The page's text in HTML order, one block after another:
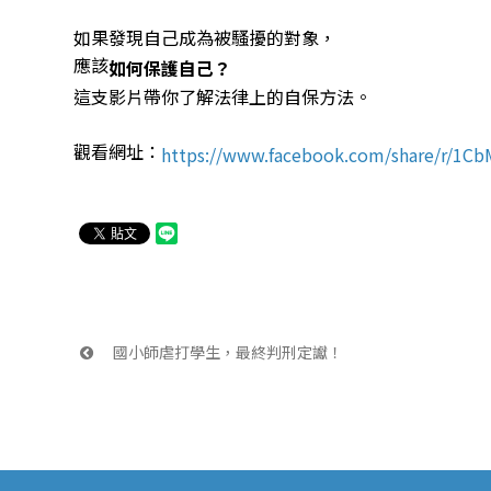
如果發現自己成為被騷擾的對象，
應該如何保護自己？
這支影片帶你了解法律上的自保方法。
觀看網址： https://www.facebook.com/share/r/
國小師虐打學生，最終判刑定讞！